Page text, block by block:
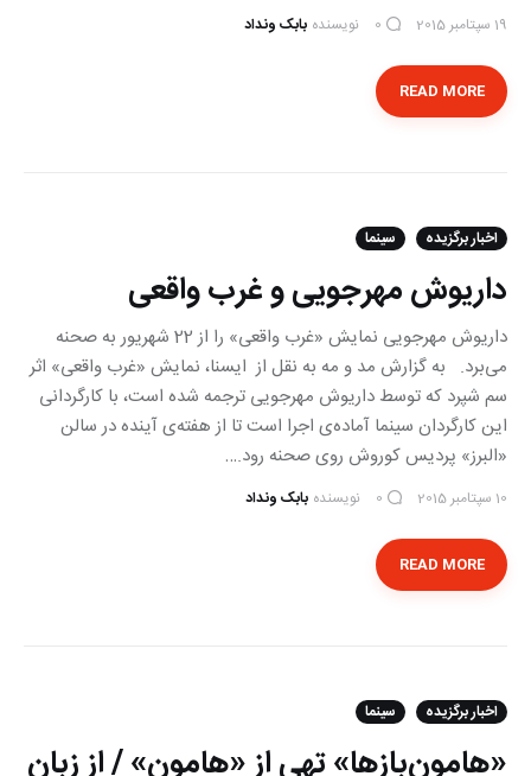
19 سپتامبر 2015 0 نویسنده بابک ونداد
READ MORE
اخبار برگزیده سینما
داریوش مهرجویی و غرب واقعی
داریوش مهرجویی نمایش «غرب واقعی» را از 22 شهریور به صحنه
می‌برد. به گزارش مد و مه به نقل از ایسنا، نمایش «غرب واقعی» اثر
سم شپرد که توسط داریوش مهرجویی ترجمه شده است، با کارگردانی
این کارگردان سینما آماده‌ی اجرا است تا از هفته‌ی آینده در سالن
«البرز» پردیس کوروش روی صحنه رود.…
10 سپتامبر 2015 0 نویسنده بابک ونداد
READ MORE
اخبار برگزیده سینما
«هامون‌بازها» تهی از «هامون» / از زبان